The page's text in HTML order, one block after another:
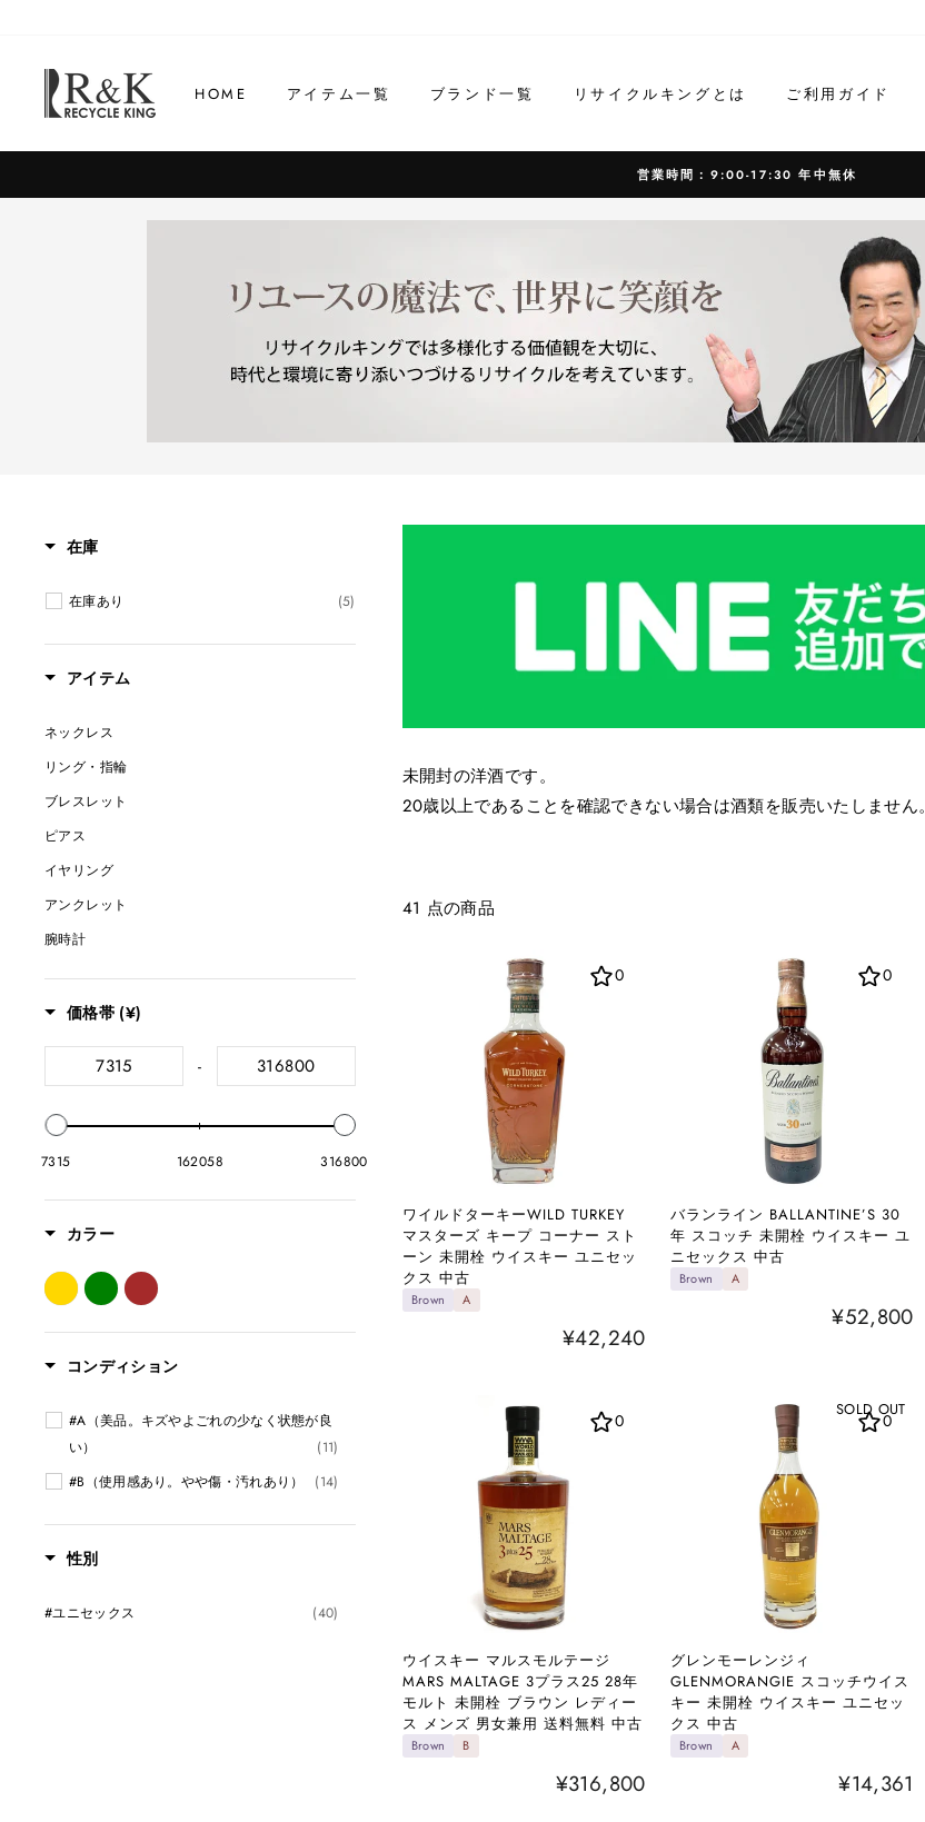
ス
HOME アイテム一覧 ブランド一覧 リサイクルキングとは ご利用ガイド
営業時間：9:00-17:30 年中無休
在庫
在庫あり (5)
アイテム
ネックレス
リング・指輪
ブレスレット
ピアス
イヤリング
アンクレット
腕時計
ペンダント
コインペンダント
喜平
財布
価格帯 (¥)
-
7315 162058 316800
カラー
コンディション
#A（美品。キズやよごれの少なく状態が良
い）
(11)
#B（使用感あり。やや傷・汚れあり）
(14)
性別
#ユニセックス (40)
未開封の洋酒です。
20歳以上であることを確認できない場合は酒類を販売いたしません。
41 点の商品
ワイルドターキーWILD TURKEY
マスターズ キープ コーナー スト
ーン 未開栓 ウイスキー ユニセッ
クス 中古
Brown A
¥42,240
0
バランライン BALLANTINE’S 30
年 スコッチ 未開栓 ウイスキー ユ
ニセックス 中古
Brown A
¥52,800
0
ウイスキー マルスモルテージ
MARS MALTAGE 3プラス25 28年
モルト 未開栓 ブラウン レディー
ス メンズ 男女兼用 送料無料 中古
Brown B
¥316,800
0
SOLD OUT
グレンモーレンジィ
GLENMORANGIE スコッチウイス
キー 未開栓 ウイスキー ユニセッ
クス 中古
Brown A
¥14,361
0